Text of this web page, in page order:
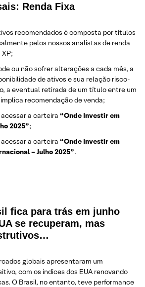
Renda Fixa
recomendados é composta por títulos
pelos nossos analistas de renda
ou não sofrer alterações a cada mês, a
de ativos e sua relação risco-
a eventual retirada de um título entre um
recomendação de venda;
acessar a carteira “Onde Investir em
2025”;
acessar a carteira “Onde Investir em
– Julho 2025”.
fica para trás em junho
se recuperam, mas
globais apresentaram um
com os índices dos EUA renovando
O Brasil, no entanto, teve performance